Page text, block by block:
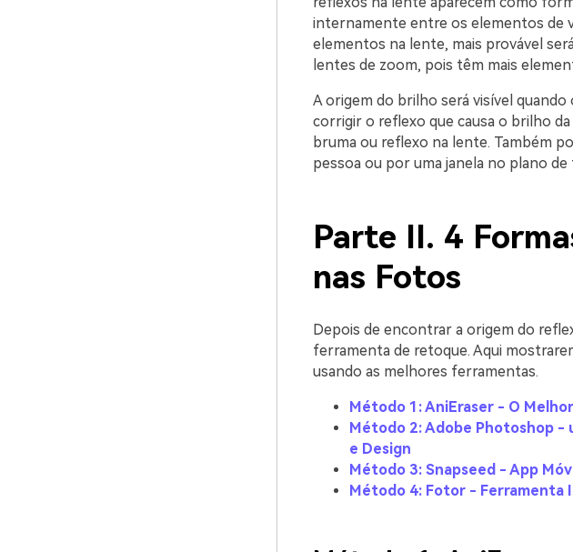
internamente entre os elementos de
elementos na lente, mais provável
lentes de zoom, pois têm mais
A origem do brilho será visível
corrigir o reflexo que causa o brilho
bruma ou reflexo na lente. Também
pessoa ou por uma janela no plano de
Parte II. 4
nas Fotos
Depois de encontrar a origem do
ferramenta de retoque. Aqui
usando as melhores ferramentas.
Método 1: AniEraser - O
Método 2: Adobe Photoshop -
e Design
Método 3: Snapseed - App
Método 4: Fotor - Ferramenta